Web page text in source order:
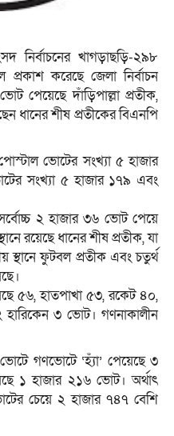
নির্বাচনের খাগড়াছড়ি-২৯৮
করেছে জেলা নির্বাচন
পেয়েছে দাঁড়িপাল্লা প্রতীক,
ধানের শীষ প্রতীকের বিএনপি
ভোটের সংখ্যা ৫ হাজার
সংখ্যা ৫ হাজার ১৭৯ এবং
২ হাজার ৩৬ ভোট পেয়ে
রয়েছে ধানের শীষ প্রতীক, যা
ফুটবল প্রতীক এবং চতুর্থ
৫৬, হাতপাখা ৫৩, রকেট ৪০,
৩ ভোট। গণনাকালীন
গণভোটে ‘হ্যাঁ’ পেয়েছে ৩
১ হাজার ২১৬ ভোট। অর্থাৎ
চেয়ে ২ হাজার ৭৪৭ বেশি